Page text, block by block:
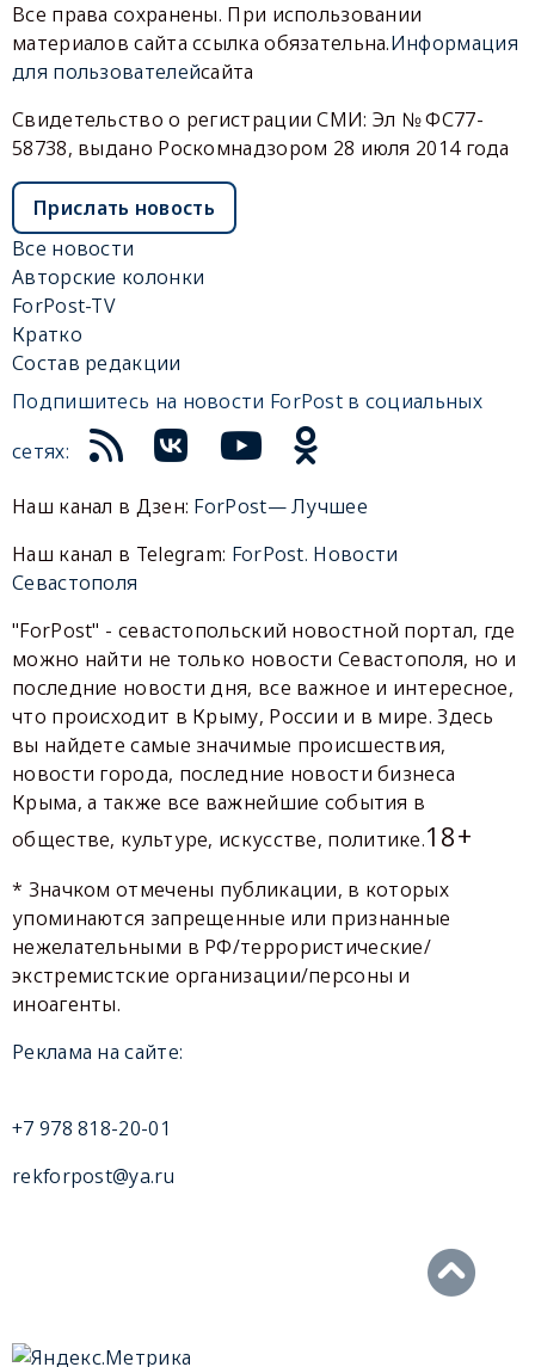
Все права сохранены. При использовании
материалов сайта ссылка обязательна.Информация
для пользователейсайта
Свидетельство о регистрации СМИ: Эл № ФС77-
58738, выдано Роскомнадзором 28 июля 2014 года
Прислать новость
Все новости
Авторские колонки
ForPost-TV
Кратко
Состав редакции
Подпишитесь на новости ForPost в социальных
сетях:
Наш канал в Дзен: ForPost— Лучшее
Наш канал в Telegram: ForPost. Новости
Севастополя
"ForPost" - севастопольский новостной портал, где
можно найти не только новости Севастополя, но и
последние новости дня, все важное и интересное,
что происходит в Крыму, России и в мире. Здесь
вы найдете самые значимые происшествия,
новости города, последние новости бизнеса
Крыма, а также все важнейшие события в
обществе, культуре, искусстве, политике.18+
* Значком отмечены публикации, в которых
упоминаются запрещенные или признанные
нежелательными в РФ/террористические/
экстремистские организации/персоны и
иноагенты.
Реклама на сайте:
+7 978 818-20-01
rekforpost@ya.ru